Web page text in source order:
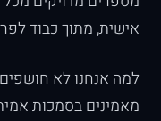
אישית, מתוך כבוד
למה אנחנו לא
מאמינים בסמכות